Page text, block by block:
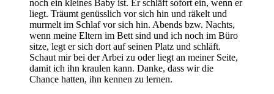
noch ein kleines Baby ist. Er schläft sofort ein, wenn er
liegt. Träumt genüsslich vor sich hin und räkelt und
murmelt im Schlaf vor sich hin. Abends bzw. Nachts,
wenn meine Eltern im Bett sind und ich noch im Büro
sitze, legt er sich dort auf seinen Platz und schläft.
Schaut mir bei der Arbei zu oder liegt an meiner Seite,
damit ich ihn kraulen kann. Danke, dass wir die
Chance hatten, ihn kennen zu lernen.